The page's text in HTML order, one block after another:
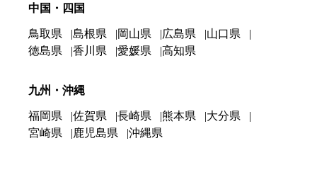
中国・四国
鳥取県 島根県 岡山県 広島県
山口県
徳島県
香川県 愛媛県 高知県
九州・沖縄
福岡県 佐賀県 長崎県 熊本県
大分県
宮崎県
鹿児島県 沖縄県